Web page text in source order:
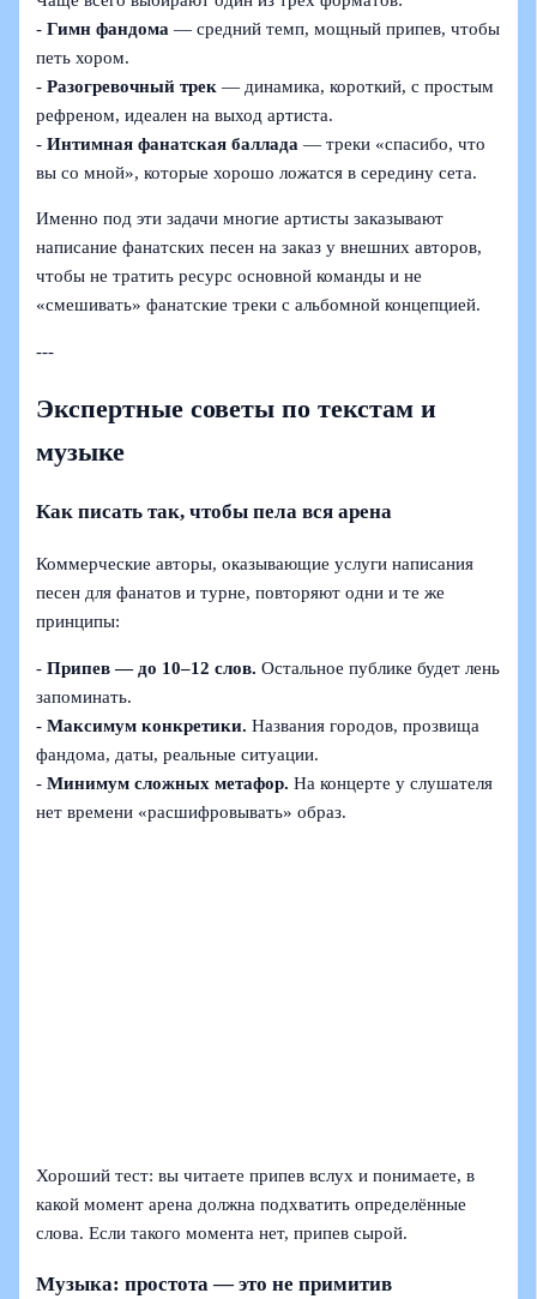
-Гимн фандома — средний темп, мощный припев, чтобы
петь хором.
-Разогревочный трек — динамика, короткий, с простым
рефреном, идеален на выход артиста.
-Интимная фанатская баллада — треки «спасибо, что
вы со мной», которые хорошо ложатся в середину сета.
Именно под эти задачи многие артисты заказывают
написание фанатских песен на заказ у внешних авторов,
чтобы не тратить ресурс основной команды и не
«смешивать» фанатские треки с альбомной концепцией.
---
Экспертные советы по текстам и
музыке
Как писать так, чтобы пела вся арена
Коммерческие авторы, оказывающие услуги написания
песен для фанатов и турне, повторяют одни и те же
принципы:
-Припев — до 10–12 слов. Остальное публике будет лень
запоминать.
-Максимум конкретики. Названия городов, прозвища
фандома, даты, реальные ситуации.
-Минимум сложных метафор. На концерте у слушателя
нет времени «расшифровывать» образ.
Хороший тест: вы читаете припев вслух и понимаете, в
какой момент арена должна подхватить определённые
слова. Если такого момента нет, припев сырой.
Музыка: простота — это не примитив